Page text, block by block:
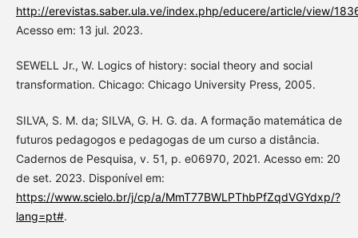
http://erevistas.saber.ula.ve/index.php/educere/article/view/
Acesso em: 13 jul. 2023.
SEWELL Jr., W. Logics of history: social theory and social
transformation. Chicago: Chicago University Press, 2005.
SILVA, S. M. da; SILVA, G. H. G. da. A formação matemática de
futuros pedagogos e pedagogas de um curso a distância.
Cadernos de Pesquisa, v. 51, p. e06970, 2021. Acesso em: 20
de set. 2023. Disponível em:
https://www.scielo.br/j/cp/a/MmT77BWLPThbPfZqdVGYdxp/?
lang=pt#.